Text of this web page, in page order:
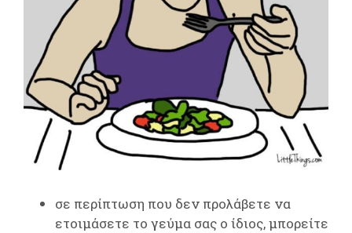
σε περίπτωση που δεν προλάβετε να
ετοιμάσετε το γεύμα σας ο ίδιος, μπορείτε